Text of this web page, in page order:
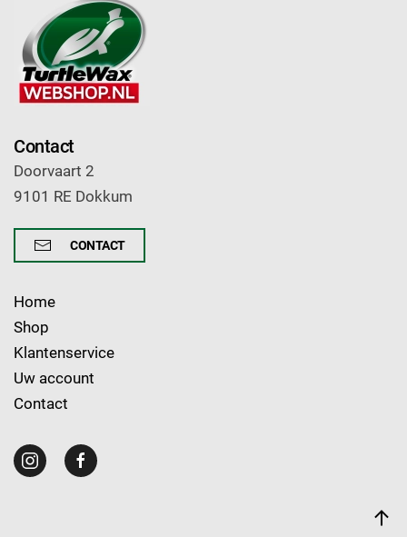
Contact
Doorvaart 2
9101 RE Dokkum
CONTACT
Home
Shop
Klantenservice
Uw account
Contact